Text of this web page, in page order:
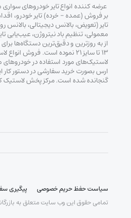
عرضه کننده انواع تایر خودروهای
بر فروش (عمده – خرده‌) تایر خودرو،
تایر (تعویض، بالانس دیجیتالی، بالانس
معمولی، تنظیم باد نیتروژن، عیب‌یابی
از به روزترین و دقیق‌ترین دستگاه‌ها برای
۱۳ تا سایز ۲۱ نموده است. فروش
لاستیک‌های مورد استفاده در خودروهای
ارس بصورت خرید سفارشی در دستور کار
گنجانده شده است. مرکز پخش
سیاست حفظ حریم خصوصی پیگیری
تمامی حقوق این وب سایت متعلق به